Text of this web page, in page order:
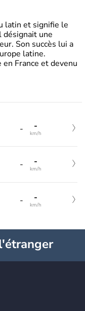
latin et signifie le
désignait une
Son succès lui a
latine.
France et devenu
- -
km/h
- -
km/h
- -
km/h